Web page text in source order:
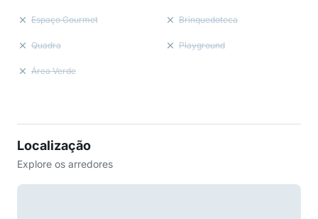
Espaço Gourmet Brinquedoteca
Quadra Playground
Área Verde
Localização
Explore os arredores